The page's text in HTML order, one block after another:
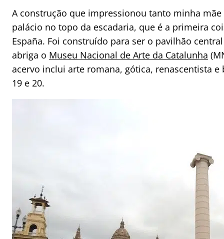
A construção que impressionou tanto minha
palácio no topo da escadaria, que é a primeira
España. Foi construído para ser o pavilhão
abriga o Museu Nacional de Arte da Catalunha
acervo inclui arte romana, gótica, renascentista
19 e 20.